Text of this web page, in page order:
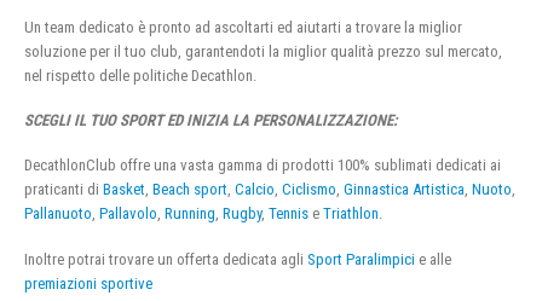
Un team dedicato è pronto ad ascoltarti ed aiutarti a trovare la miglior
soluzione per il tuo club, garantendoti la miglior qualità prezzo sul mercato,
nel rispetto delle politiche Decathlon.
SCEGLI IL TUO SPORT ED INIZIA LA PERSONALIZZAZIONE:
DecathlonClub offre una vasta gamma di prodotti 100% sublimati dedicati ai
praticanti di Basket, Beach sport, Calcio, Ciclismo, Ginnastica Artistica, Nuoto,
Pallanuoto, Pallavolo, Running, Rugby, Tennis e Triathlon.
Inoltre potrai trovare un offerta dedicata agli Sport Paralimpici e alle
premiazioni sportive